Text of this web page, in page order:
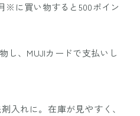
※に買い物すると500ポイン
し、MUJIカードで支払いし
入れに。在庫が見やすく、